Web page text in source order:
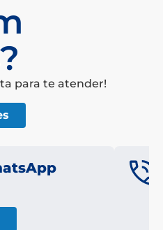
para te atender!